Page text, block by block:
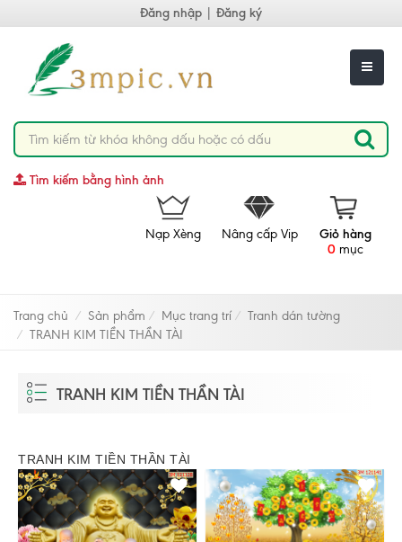
Đăng nhập Đăng ký
Tìm kiếm bằng hình ảnh
Giỏ hàng
0 mục
Nâng cấp Vip
Nạp Xèng
Trang chủ Sản phẩm Mục trang trí
Tranh dán tường
TRANH KIM TIỀN THẦN TÀI
TRANH KIM TIỀN THẦN TÀI
TRANH KIM TIỀN THẦN TÀI